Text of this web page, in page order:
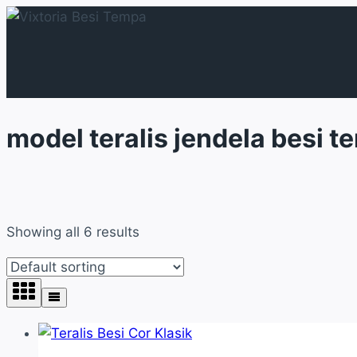
Skip
model teralis jendela besi
Showing all 6 results